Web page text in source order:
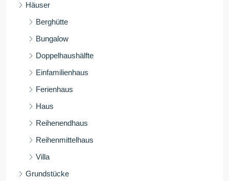
Häuser
Berghütte
Bungalow
Doppelhaushälfte
Einfamilienhaus
Ferienhaus
Haus
Reihenendhaus
Reihenmittelhaus
Villa
Grundstücke